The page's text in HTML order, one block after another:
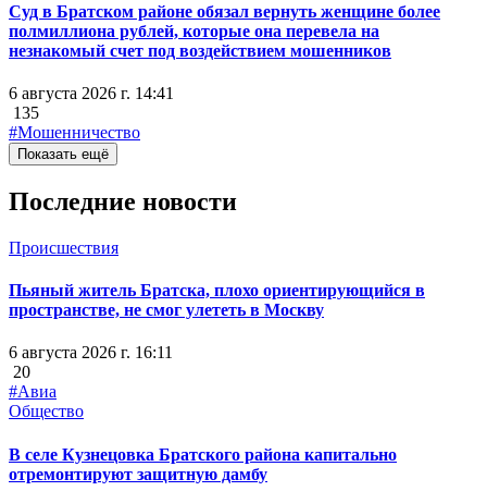
Суд в Братском районе обязал вернуть женщине более
полмиллиона рублей, которые она перевела на
незнакомый счет под воздействием мошенников
6 августа 2026 г. 14:41
135
#Мошенничество
Показать ещё
Последние новости
Происшествия
Пьяный житель Братска, плохо ориентирующийся в
пространстве, не смог улететь в Москву
6 августа 2026 г. 16:11
20
#Авиа
Общество
В селе Кузнецовка Братского района капитально
отремонтируют защитную дамбу